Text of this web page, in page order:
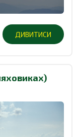
ДИВИТИСИ